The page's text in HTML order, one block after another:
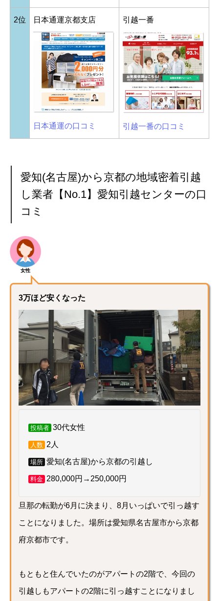
2位 日本通運京都支店
日本通運の口コミ
引越一番
引越一番の口コミ
愛知(名古屋)から京都の地域密着引越
し業者【No.1】愛知引越センターの口
コミ
女性
3万ほど安くなった
投稿者 30代女性
人数 2人
場所 愛知(名古屋)から京都の引越し
料金 280,000円→250,000円
旦那の転勤が6月に決まり、8月いっぱいで引っ越す
ことになりました。場所は愛知県名古屋市から京都
府京都市です。
もともと住んでいたのがアパートの2階で、今回の
引越しもアパートの2階に引っ越すことになりまし